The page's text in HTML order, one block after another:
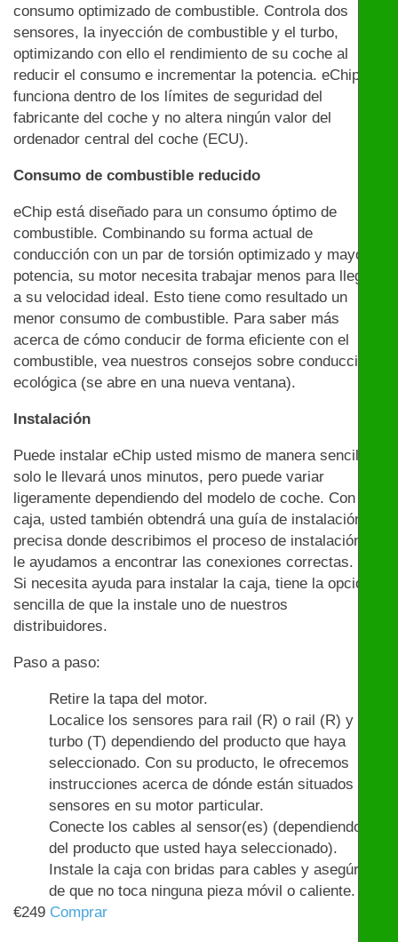
consumo optimizado de combustible. Controla dos
sensores, la inyección de combustible y el turbo,
optimizando con ello el rendimiento de su coche al
reducir el consumo e incrementar la potencia. eChip
funciona dentro de los límites de seguridad del
fabricante del coche y no altera ningún valor del
ordenador central del coche (ECU).
Consumo de combustible reducido
eChip está diseñado para un consumo óptimo de
combustible. Combinando su forma actual de
conducción con un par de torsión optimizado y mayor
potencia, su motor necesita trabajar menos para llegar
a su velocidad ideal. Esto tiene como resultado un
menor consumo de combustible. Para saber más
acerca de cómo conducir de forma eficiente con el
combustible, vea nuestros consejos sobre conducción
ecológica (se abre en una nueva ventana).
Instalación
Puede instalar eChip usted mismo de manera sencilla:
solo le llevará unos minutos, pero puede variar
ligeramente dependiendo del modelo de coche. Con la
caja, usted también obtendrá una guía de instalación
precisa donde describimos el proceso de instalación y
le ayudamos a encontrar las conexiones correctas.
Si necesita ayuda para instalar la caja, tiene la opción
sencilla de que la instale uno de nuestros
distribuidores.
Paso a paso:
Retire la tapa del motor.
Localice los sensores para rail (R) o rail (R) y
turbo (T) dependiendo del producto que haya
seleccionado. Con su producto, le ofrecemos
instrucciones acerca de dónde están situados los
sensores en su motor particular.
Conecte los cables al sensor(es) (dependiendo
del producto que usted haya seleccionado).
Instale la caja con bridas para cables y asegúrese
de que no toca ninguna pieza móvil o caliente.
€249 Comprar